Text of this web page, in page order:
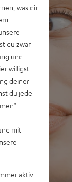
was dir
du zwar
und
willigst
deiner
du jede
mit
aktiv